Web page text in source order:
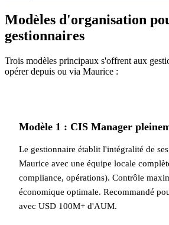
Modèles d'organisation
gestionnaires
Trois modèles principaux s'offrent aux
opérer depuis ou via Maurice :
Modèle 1 : CIS Manager
Le gestionnaire établit l'intégralité de
Maurice avec une équipe locale
compliance, opérations). Contrôle
économique optimale. Recommandé
avec USD 100M+ d'AUM.